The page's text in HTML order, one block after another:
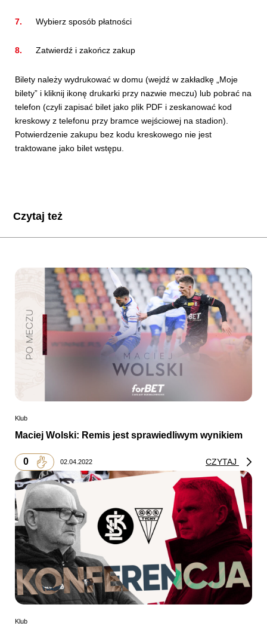
Wybierz sposób płatności
Zatwierdź i zakończ zakup
Bilety należy wydrukować w domu (wejdź w zakładkę „Moje
bilety” i kliknij ikonę drukarki przy nazwie meczu) lub pobrać na
telefon (czyli zapisać bilet jako plik PDF i zeskanować kod
kreskowy z telefonu przy bramce wejściowej na stadion).
Potwierdzenie zakupu bez kodu kreskowego nie jest
traktowane jako bilet wstępu.
Czytaj też
Klub
Maciej Wolski: Remis jest sprawiedliwym wynikiem
0 02.04.2022 CZYTAJ
Klub